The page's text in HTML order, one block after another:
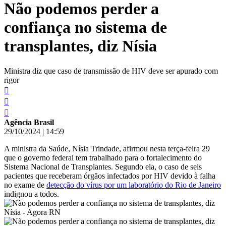
conteúdo
Não podemos perder a
confiança no sistema de
transplantes, diz Nísia
Ministra diz que caso de transmissão de HIV deve ser apurado com
rigor
Agência Brasil
29/10/2024 | 14:59
A ministra da Saúde, Nísia Trindade, afirmou nesta terça-feira 29
que o governo federal tem trabalhado para o fortalecimento do
Sistema Nacional de Transplantes. Segundo ela, o caso de seis
pacientes que receberam órgãos infectados por HIV devido à falha
no exame de detecção do vírus por um laboratório do Rio de Janeiro
indignou a todos.